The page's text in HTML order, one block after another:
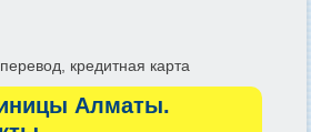
кредитная карта
Алматы.